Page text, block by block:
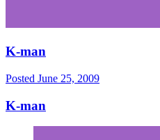
K-man
Posted June 25, 2009
K-man